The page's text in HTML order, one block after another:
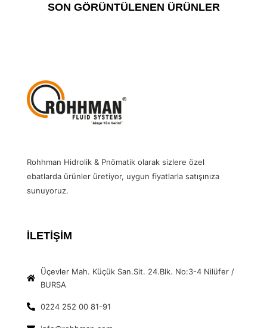
SON GÖRÜNTÜLENEN ÜRÜNLER
Rohhman Hidrolik & Pnömatik olarak sizlere özel
ebatlarda ürünler üretiyor, uygun fiyatlarla satışınıza
sunuyoruz.
İLETİŞİM
Üçevler Mah. Küçük San.Sit. 24.Blk. No:3-4 Nilüfer /
BURSA
0224 252 00 81-91